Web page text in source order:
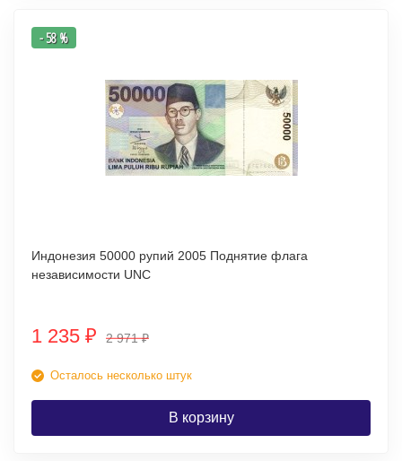
- 58 %
Индонезия 50000 рупий 2005 Поднятие флага
независимости UNC
1 235 ₽ 2 971₽
Осталось несколько штук
В корзину